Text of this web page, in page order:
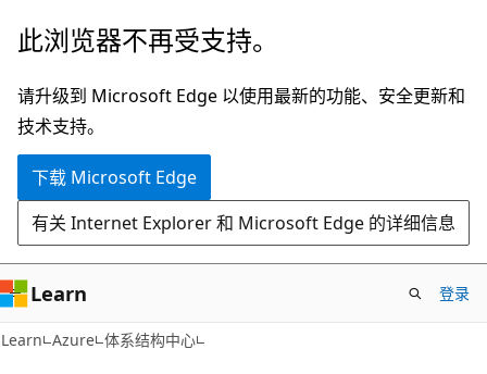
跳
主
要
内
此浏览器不再受支持。
请升级到 Microsoft Edge 以使用最新的功能、安全更新和
技术支持。
下载 Microsoft Edge
有关 Internet Explorer 和 Microsoft Edge 的详细信息
Learn 登录
Learn Azure 体系结构中心